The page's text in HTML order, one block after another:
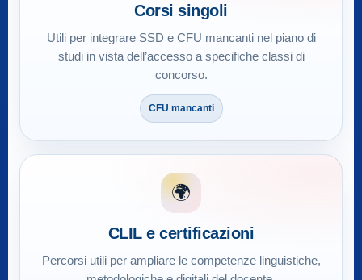
Corsi singoli
Utili per integrare SSD e CFU mancanti nel piano di
studi in vista dell’accesso a specifiche classi di
concorso.
CFU mancanti
🌍
CLIL e certificazioni
Percorsi utili per ampliare le competenze linguistiche,